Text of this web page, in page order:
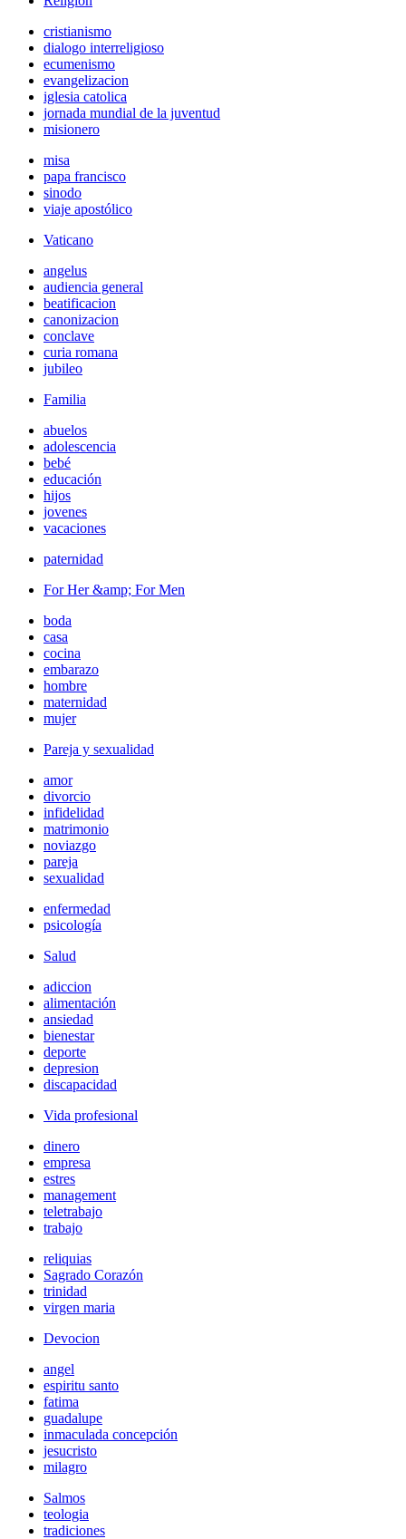
cristianismo
dialogo interreligioso
ecumenismo
evangelizacion
iglesia catolica
jornada mundial de la juventud
misionero
misa
papa francisco
sinodo
viaje apostólico
Vaticano
angelus
audiencia general
beatificacion
canonizacion
conclave
curia romana
jubileo
Familia
abuelos
adolescencia
bebé
educación
hijos
jovenes
vacaciones
paternidad
For Her &amp; For Men
boda
casa
cocina
embarazo
hombre
maternidad
mujer
Pareja y sexualidad
amor
divorcio
infidelidad
matrimonio
noviazgo
pareja
sexualidad
enfermedad
psicología
Salud
adiccion
alimentación
ansiedad
bienestar
deporte
depresion
discapacidad
Vida profesional
dinero
empresa
estres
management
teletrabajo
trabajo
reliquias
Sagrado Corazón
trinidad
virgen maria
Devocion
angel
espiritu santo
fatima
guadalupe
inmaculada concepción
jesucristo
milagro
Salmos
teologia
tradiciones